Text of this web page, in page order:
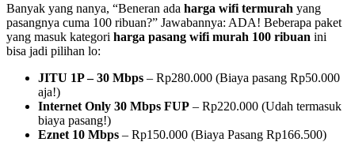
Banyak yang nanya, “Beneran ada harga wifi termurah yang
pasangnya cuma 100 ribuan?” Jawabannya: ADA! Beberapa paket
yang masuk kategori harga pasang wifi murah 100 ribuan ini
bisa jadi pilihan lo:
JITU 1P – 30 Mbps – Rp280.000 (Biaya pasang Rp50.000
aja!)
Internet Only 30 Mbps FUP – Rp220.000 (Udah termasuk
biaya pasang!)
Eznet 10 Mbps – Rp150.000 (Biaya Pasang Rp166.500)